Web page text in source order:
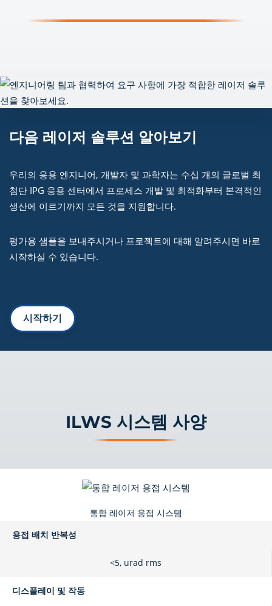
다음 레이저 솔루션 알아보기
우리의 응용 엔지니어, 개발자 및 과학자는 수십 개의 글로벌 최
첨단 IPG 응용 센터에서 프로세스 개발 및 최적화부터 본격적인
생산에 이르기까지 모든 것을 지원합니다.
평가용 샘플을 보내주시거나 프로젝트에 대해 알려주시면 바로
시작하실 수 있습니다.
시작하기
ILWS 시스템 사양
통합 레이저 용접 시스템
용접 배치 반복성
<5, urad rms
디스플레이 및 작동